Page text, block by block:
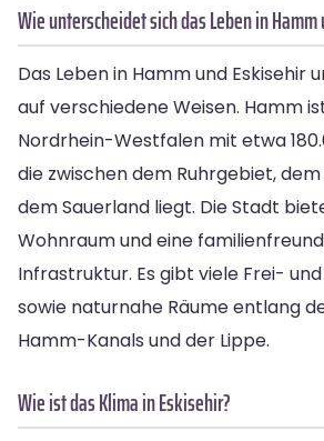
Wie unterscheidet sich das Leben in
Das Leben in Hamm und Eskisehir
auf verschiedene Weisen. Hamm
Nordrhein-Westfalen mit etwa
die zwischen dem Ruhrgebiet,
dem Sauerland liegt. Die Stadt
Wohnraum und eine
Infrastruktur. Es gibt viele Frei-
sowie naturnahe Räume entlang
Hamm-Kanals und der Lippe.
Wie ist das Klima in Eskisehir?